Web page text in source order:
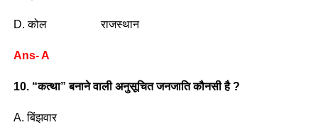
D. कोल राजस्थान
Ans- A
10. “कत्था” बनाने वाली अनुसूचित जनजाति कौनसी है ?
A. बिंझवार